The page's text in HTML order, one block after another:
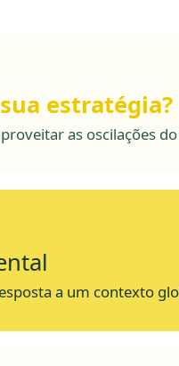
estratégia?
as oscilações
a um contexto